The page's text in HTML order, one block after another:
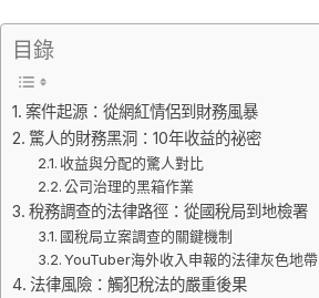
目錄
案件起源：從網紅情侶到財務風暴
驚人的財務黑洞：10年收益的祕密
收益與分配的驚人對比
公司治理的黑箱作業
稅務調查的法律路徑：從國稅局到地檢署
國稅局立案調查的關鍵機制
YouTuber海外收入申報的法律灰色地帶
法律風險：觸犯稅法的嚴重後果